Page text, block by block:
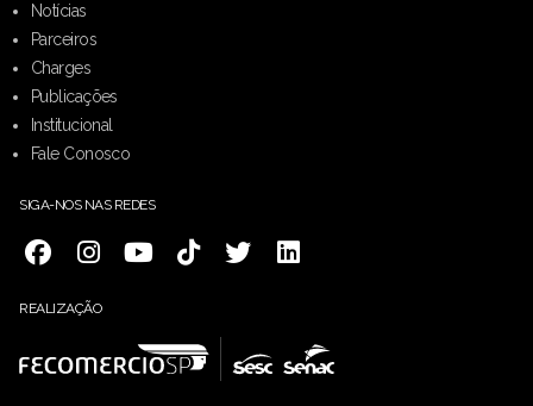
Notícias
Parceiros
Charges
Publicações
Institucional
Fale Conosco
SIGA-NOS NAS REDES
REALIZAÇÃO